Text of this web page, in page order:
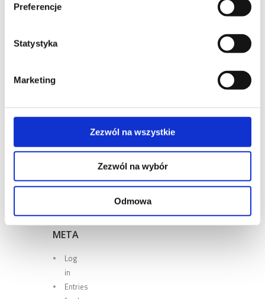
Preferencje
Statystyka
Marketing
Zezwól na wszystkie
Zezwól na wybór
Odmowa
RECENT
ARCHIVES
CATEGORIES
No
categories
META
Log
in
Entries